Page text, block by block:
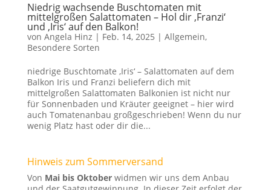
Niedrig wachsende Buschtomaten mit
mittelgroßen Salattomaten – Hol dir ‚Franzi‘
und ‚Iris‘ auf den Balkon!
von Angela Hinz | Feb. 14, 2025 | Allgemein,
Besondere Sorten
niedrige Buschtomate ‚Iris‘ – Salattomaten auf dem
Balkon Iris und Franzi beliefern dich mit
mittelgroßen Salattomaten Balkonien ist nicht nur
für Sonnenbaden und Kräuter geeignet – hier wird
auch Tomatenanbau großgeschrieben! Wenn du nur
wenig Platz hast oder dir die...
Hinweis zum Sommerversand
Von Mai bis Oktoberwidmen wir uns dem Anbau